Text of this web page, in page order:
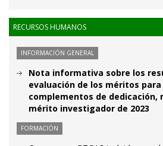
RECURSOS HUMANOS
INFORMACIÓN GENERAL
Nota informativa sobre los
evaluación de los méritos
complementos de dedicación,
mérito investigador de 2023
FORMACIÓN